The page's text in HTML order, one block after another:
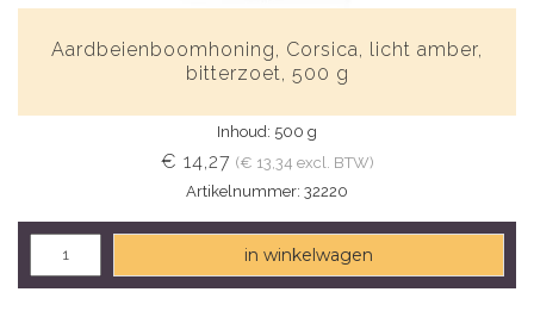
Aardbeienboomhoning, Corsica, licht amber,
bitterzoet, 500 g
Inhoud: 500 g
€ 14,27 (€ 13,34 excl. BTW)
Artikelnummer: 32220
in winkelwagen